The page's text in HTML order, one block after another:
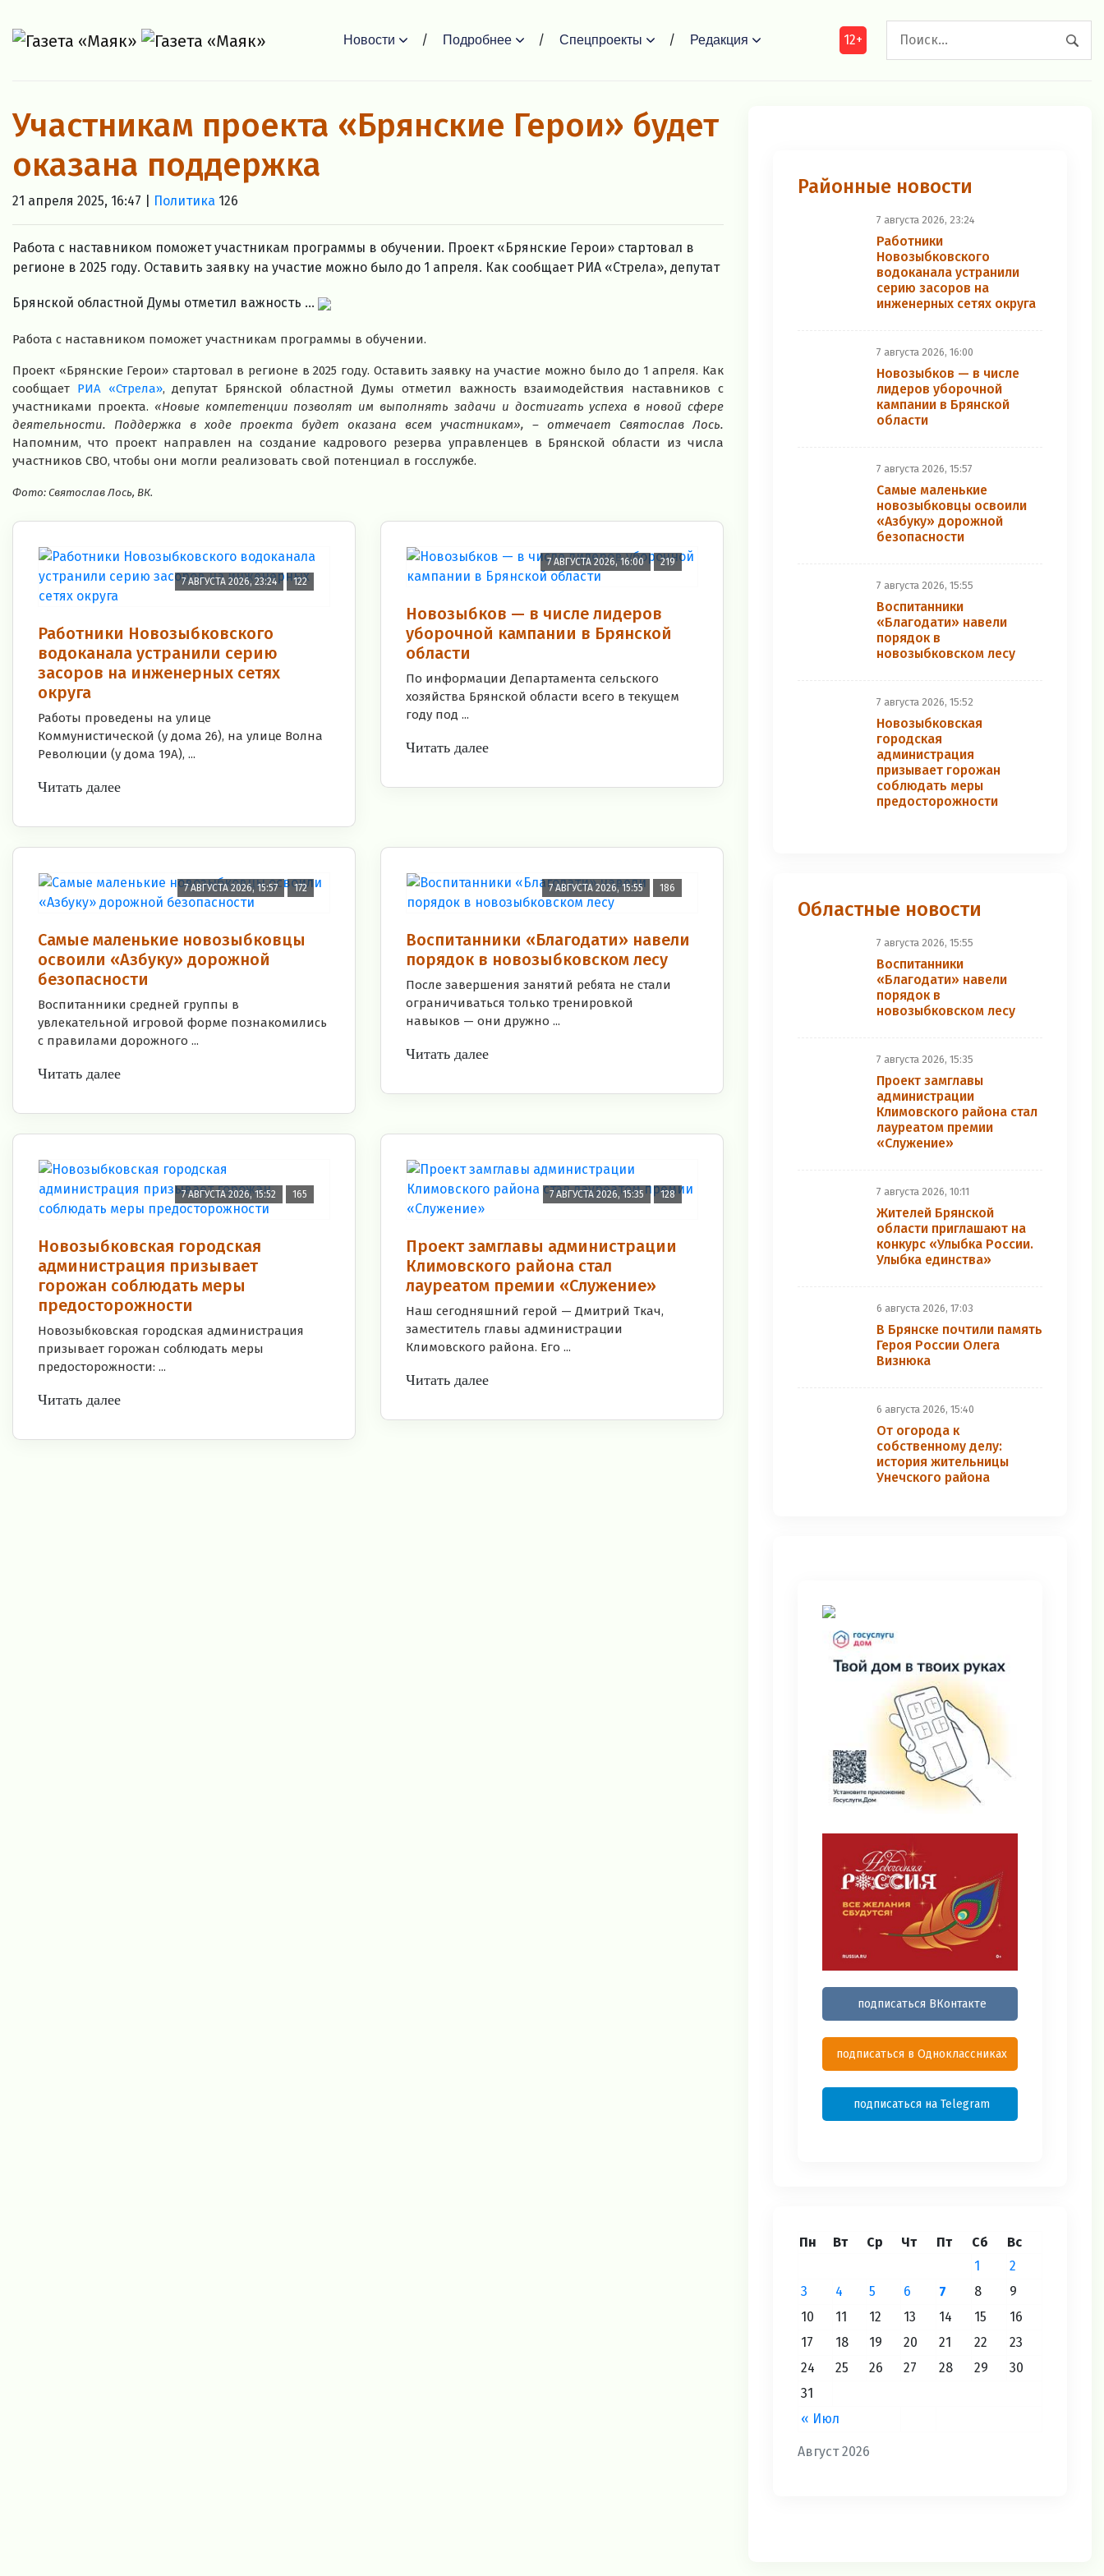
Новости Подробнее Спецпроекты Редакция 12+
Участникам проекта «Брянские Герои» будет
оказана поддержка
21 апреля 2025, 16:47 | Политика 126
Работа с наставником поможет участникам программы в обучении. Проект «Брянские Герои» стартовал в
регионе в 2025 году. Оставить заявку на участие можно было до 1 апреля. Как сообщает РИА «Стрела», депутат
Брянской областной Думы отметил важность ...
Работа с наставником поможет участникам программы в обучении.
Проект «Брянские Герои» стартовал в регионе в 2025 году. Оставить заявку на участие можно было до 1 апреля. Как
сообщает РИА «Стрела», депутат Брянской областной Думы отметил важность взаимодействия наставников с
участниками проекта. «Новые компетенции позволят им выполнять задачи и достигать успеха в новой сфере
деятельности. Поддержка в ходе проекта будет оказана всем участникам», – отмечает Святослав Лось.
Напомним, что проект направлен на создание кадрового резерва управленцев в Брянской области из числа
участников СВО, чтобы они могли реализовать свой потенциал в госслужбе.
Фото: Святослав Лось, ВК.
7 АВГУСТА 2026, 23:24 122
Работники Новозыбковского
водоканала устранили серию
засоров на инженерных сетях
округа
Работы проведены на улице
Коммунистической (у дома 26), на улице Волна
Революции (у дома 19А), ...
Читать далее
7 АВГУСТА 2026, 16:00 219
Новозыбков — в числе лидеров
уборочной кампании в Брянской
области
По информации Департамента сельского
хозяйства Брянской области всего в текущем
году под ...
Читать далее
7 АВГУСТА 2026, 15:57 172
Самые маленькие новозыбковцы
освоили «Азбуку» дорожной
безопасности
Воспитанники средней группы в
увлекательной игровой форме познакомились
с правилами дорожного ...
Читать далее
7 АВГУСТА 2026, 15:55 186
Воспитанники «Благодати» навели
порядок в новозыбковском лесу
После завершения занятий ребята не стали
ограничиваться только тренировкой
навыков — они дружно ...
Читать далее
7 АВГУСТА 2026, 15:52 165
Новозыбковская городская
администрация призывает
горожан соблюдать меры
предосторожности
Новозыбковская городская администрация
призывает горожан соблюдать меры
предосторожности: ...
Читать далее
7 АВГУСТА 2026, 15:35 128
Проект замглавы администрации
Климовского района стал
лауреатом премии «Служение»
Наш сегодняшний герой — Дмитрий Ткач,
заместитель главы администрации
Климовского района. Его ...
Читать далее
Районные новости
7 августа 2026, 23:24
Работники
Новозыбковского
водоканала устранили
серию засоров на
инженерных сетях округа
7 августа 2026, 16:00
Новозыбков — в числе
лидеров уборочной
кампании в Брянской
области
7 августа 2026, 15:57
Самые маленькие
новозыбковцы освоили
«Азбуку» дорожной
безопасности
7 августа 2026, 15:55
Воспитанники
«Благодати» навели
порядок в
новозыбковском лесу
7 августа 2026, 15:52
Новозыбковская
городская
администрация
призывает горожан
соблюдать меры
предосторожности
Областные новости
7 августа 2026, 15:55
Воспитанники
«Благодати» навели
порядок в
новозыбковском лесу
7 августа 2026, 15:35
Проект замглавы
администрации
Климовского района стал
лауреатом премии
«Служение»
7 августа 2026, 10:11
Жителей Брянской
области приглашают на
конкурс «Улыбка России.
Улыбка единства»
6 августа 2026, 17:03
В Брянске почтили память
Героя России Олега
Визнюка
6 августа 2026, 15:40
От огорода к
собственному делу:
история жительницы
Унечского района
подписаться ВКонтакте
подписаться в Одноклассниках
подписаться на Telegram
Август 2026
Пн Вт Ср Чт Пт Сб Вс
« Июл
1
2
3
4 5 6 7 8
9
10
11 12 13 14 15
16
17
18 19 20 21 22
23
24
25 26 27 28 29
30
31